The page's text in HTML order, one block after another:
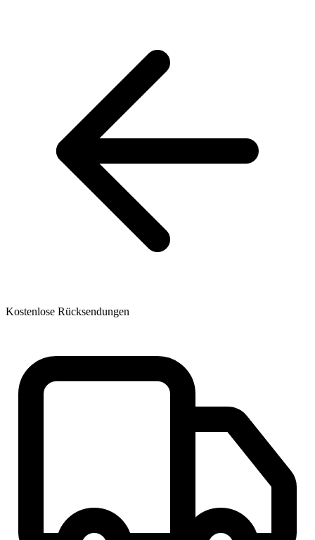
Kostenlose Rücksendungen